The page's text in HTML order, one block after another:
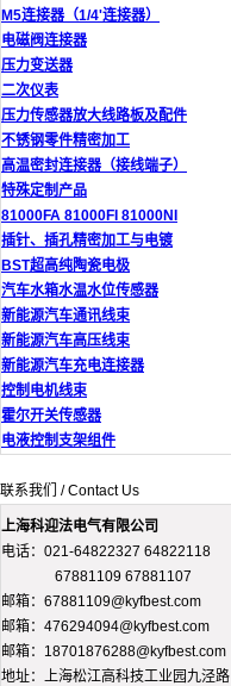
M5连接器（1/4'连接器）
电磁阀连接器
压力变送器
二次仪表
压力传感器放大线路板及配件
不锈钢零件精密加工
高温密封连接器（接线端子）
特殊定制产品
81000FA 81000FI 81000NI
插针、插孔精密加工与电镀
BST超高纯陶瓷电极
汽车水箱水温水位传感器
新能源汽车通讯线束
新能源汽车高压线束
新能源汽车充电连接器
控制电机线束
霍尔开关传感器
电液控制支架组件
联系我们 / Contact Us
上海科迎法电气有限公司
电话：021-64822327 64822118
67881109 67881107
邮箱：67881109@kyfbest.com
邮箱：476294094@kyfbest.com
邮箱：18701876288@kyfbest.com
地址：上海松江高科技工业园九泾路